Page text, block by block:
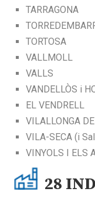
TARRAGONA
TORTOSA
VALLMOLL
VALLS
VANDELLÒS i
EL VENDRELL
VILALLONGA
VILA-SECA (i
VINYOLS I ELS
28